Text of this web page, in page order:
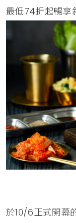
最低74折起暢享
於10/6正式開幕